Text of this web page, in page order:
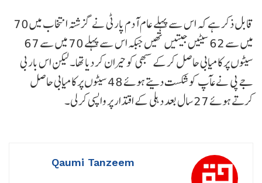
قابل ذکر ہے کہ اس سے پہلے عام آدم پارٹی نے گزشتہ انتخاب میں 70
میں سے 62 سیٹیں جیتیں تھیں جبکہ اس سے پہلے 70 میں سے 67
سیٹوں پر کامیابی حاصل کرکے سبھی کو حیران کر دیا تھا۔ لیکن اس بار بی
جے پی نے عآپ کو شکست دیتے ہوئے 48 سیٹوں پر کامیابی حاصل
کرتے ہوئے 27 سال بعد دہلی کے اقتدار پر واپسی کرلی۔
Qaumi Tanzeem